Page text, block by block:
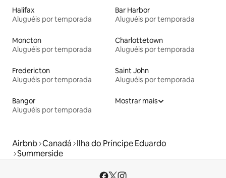
Halifax
Aluguéis por temporada
Bar Harbor
Aluguéis por temporada
Moncton
Aluguéis por temporada
Charlottetown
Aluguéis por temporada
Fredericton
Aluguéis por temporada
Saint John
Aluguéis por temporada
Bangor
Aluguéis por temporada
Mostrar mais
Airbnb Canadá Ilha do Príncipe Eduardo
Summerside